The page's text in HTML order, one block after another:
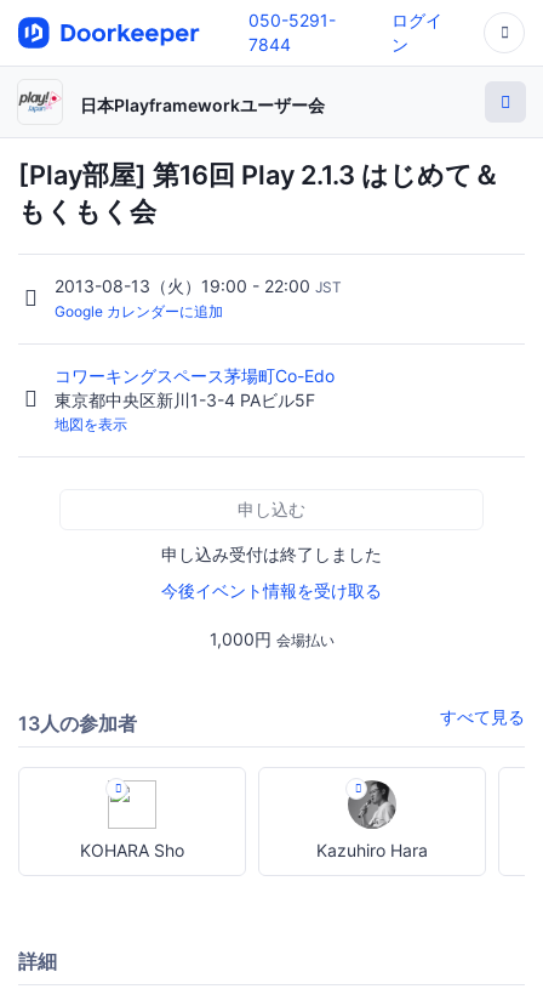
050-5291-
7844
ログイ
ン
日本Playframeworkユーザー会
[Play部屋] 第16回 Play 2.1.3 はじめて＆
もくもく会
2013-08-13（火）19:00 - 22:00 JST
Google カレンダーに追加
コワーキングスペース茅場町Co-Edo
東京都中央区新川1-3-4 PAビル5F
地図を表示
申し込む
申し込み受付は終了しました
今後イベント情報を受け取る
1,000円 会場払い
13人の参加者 すべて見る
KOHARA Sho Kazuhiro Hara
詳細